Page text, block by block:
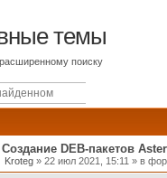
темы
поиску
Создание DEB-пакетов
Kroteg» 22 июл 2021, 15:11» в